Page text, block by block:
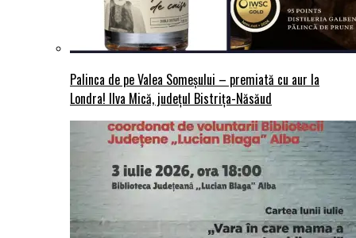
Palinca de pe Valea Someșului – premiată cu aur la
Londra! Ilva Mică, județul Bistrița-Năsăud